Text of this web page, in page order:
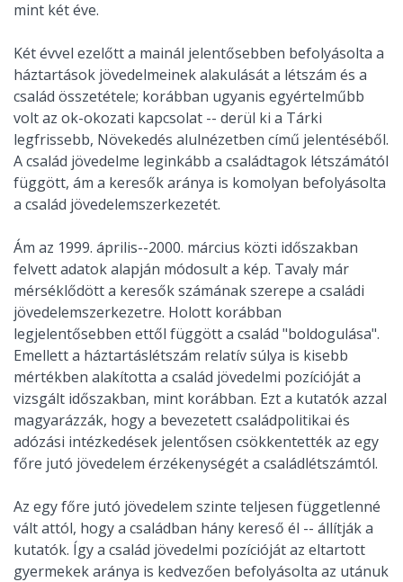
mint két éve.
Két évvel ezelőtt a mainál jelentősebben befolyásolta a
háztartások jövedelmeinek alakulását a létszám és a
család összetétele; korábban ugyanis egyértelműbb
volt az ok-okozati kapcsolat -- derül ki a Tárki
legfrissebb, Növekedés alulnézetben című jelentéséből.
A család jövedelme leginkább a családtagok létszámától
függött, ám a keresők aránya is komolyan befolyásolta
a család jövedelemszerkezetét.
Ám az 1999. április--2000. március közti időszakban
felvett adatok alapján módosult a kép. Tavaly már
mérséklődött a keresők számának szerepe a családi
jövedelemszerkezetre. Holott korábban
legjelentősebben ettől függött a család "boldogulása".
Emellett a háztartáslétszám relatív súlya is kisebb
mértékben alakította a család jövedelmi pozícióját a
vizsgált időszakban, mint korábban. Ezt a kutatók azzal
magyarázzák, hogy a bevezetett családpolitikai és
adózási intézkedések jelentősen csökkentették az egy
főre jutó jövedelem érzékenységét a családlétszámtól.
Az egy főre jutó jövedelem szinte teljesen függetlenné
vált attól, hogy a családban hány kereső él -- állítják a
kutatók. Így a család jövedelmi pozícióját az eltartott
gyermekek aránya is kedvezően befolyásolta az utánuk